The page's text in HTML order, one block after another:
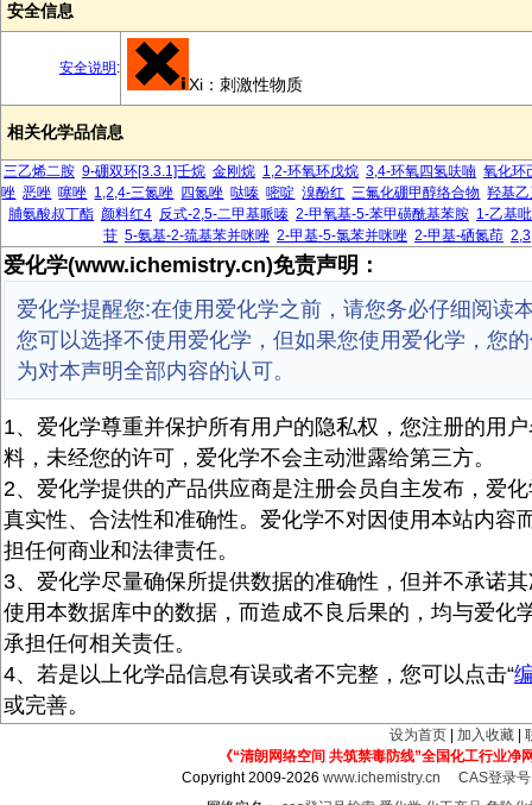
安全信息
安全说明 :
Xi：刺激性物质
相关化学品信息
三乙烯二胺 9-硼双环[3.3.1]壬烷 金刚烷 1,2-环氧环戊烷 3,4-环氧四氢呋喃 氧化环
唑 恶唑 噻唑 1,2,4-三氮唑 四氮唑 哒嗪 嘧啶 溴酚红 三氟化硼甲醇络合物 羟基
脯氨酸叔丁酯 颜料红4 反式-2,5-二甲基哌嗪 2-甲氧基-5-苯甲磺酰基苯胺 1-乙基
苷 5-氨基-2-巯基苯并咪唑 2-甲基-5-氯苯并咪唑 2-甲基-硒氮茚
爱化学(www.ichemistry.cn)免责声明：
爱化学提醒您:在使用爱化学之前，请您务必仔细阅读
您可以选择不使用爱化学，但如果您使用爱化学，您
为对本声明全部内容的认可。
1、爱化学尊重并保护所有用户的隐私权，您注册的用
料，未经您的许可，爱化学不会主动泄露给第三方。
2、爱化学提供的产品供应商是注册会员自主发布，爱
真实性、合法性和准确性。爱化学不对因使用本站内容
担任何商业和法律责任。
3、爱化学尽量确保所提供数据的准确性，但并不承诺
使用本数据库中的数据，而造成不良后果的，均与爱化
承担任何相关责任。
4、若是以上化学品信息有误或者不完整，您可以点击“
或完善。
设为首页 加入收藏
《“清朗网络空间 共筑禁毒防线”全国化工行业净
Copyright 2009-2026www.ichemistry.cn
CAS登录